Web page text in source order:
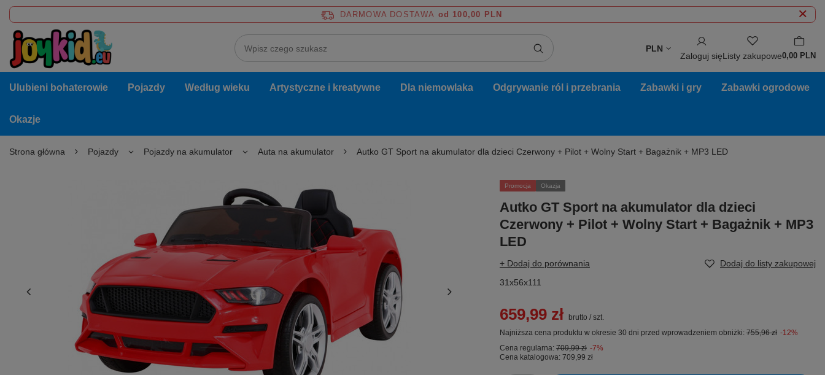
DARMOWA DOSTAWA od 100,00 PLN
PLN
Zaloguj sięListy zakupowe0,00 PLN
Ulubieni bohaterowie Pojazdy Według wieku Artystyczne i kreatywne Dla niemowlaka Odgrywanie ról i przebrania Zabawki i gry Zabawki ogrodowe
Okazje
Strona główna Pojazdy Pojazdy na akumulator Auta na akumulator Autko GT Sport na akumulator dla dzieci Czerwony + Pilot + Wolny Start + Bagażnik + MP3 LED
Promocja Okazja
Autko GT Sport na akumulator dla dzieci
Czerwony + Pilot + Wolny Start + Bagażnik + MP3
LED
+ Dodaj do porównania
Dodaj do listy zakupowej
31x56x111
659,99 zł brutto / szt.
Najniższa cena produktu w okresie 30 dni przed wprowadzeniem obniżki: 755,96 zł -12%
Cena regularna: 709,99 zł -7%
Cena katalogowa: 709,99 zł